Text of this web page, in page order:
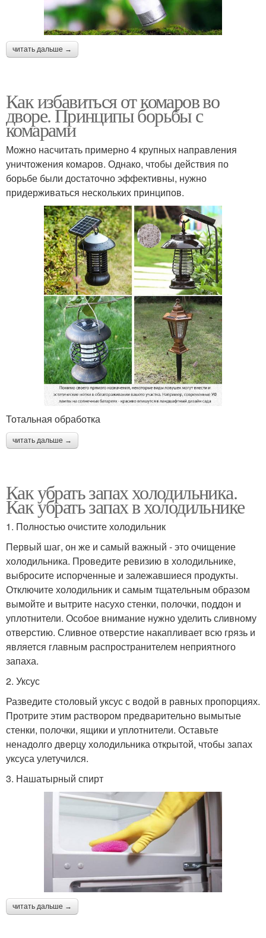
читать дальше →
Как избавиться от комаров во
дворе. Принципы борьбы с
комарами
Можно насчитать примерно 4 крупных направления
уничтожения комаров. Однако, чтобы действия по
борьбе были достаточно эффективны, нужно
придерживаться нескольких принципов.
Тотальная обработка
читать дальше →
Как убрать запах холодильника.
Как убрать запах в холодильнике
1. Полностью очистите холодильник
Первый шаг, он же и самый важный - это очищение
холодильника. Проведите ревизию в холодильнике,
выбросите испорченные и залежавшиеся продукты.
Отключите холодильник и самым тщательным образом
вымойте и вытрите насухо стенки, полочки, поддон и
уплотнители. Особое внимание нужно уделить сливному
отверстию. Сливное отверстие накапливает всю грязь и
является главным распространителем неприятного
запаха.
2. Уксус
Разведите столовый уксус с водой в равных пропорциях.
Протрите этим раствором предварительно вымытые
стенки, полочки, ящики и уплотнители. Оставьте
ненадолго дверцу холодильника открытой, чтобы запах
уксуса улетучился.
3. Нашатырный спирт
читать дальше →